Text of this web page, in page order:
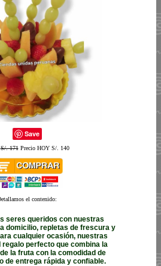
Save
S/. 171Precio HOY S/. 140
el contenido:
seres queridos con nuestras
domicilio, repletas de frescura y
cualquier ocasión, nuestras
perfecto que combina la
la fruta con la comodidad de
de entrega rápida y confiable.